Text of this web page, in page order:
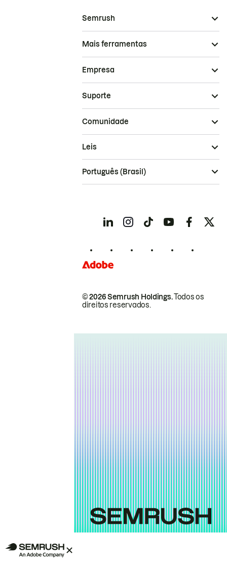
Semrush
Mais ferramentas
Empresa
Suporte
Comunidade
© 2026 Semrush Holdings.Todos os
direitos reservados.
Leis
Português (Brasil)